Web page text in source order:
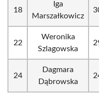
18
Iga
Marszałkowicz
22
Weronika
Szlagowska
24
Dagmara
Dąbrowska